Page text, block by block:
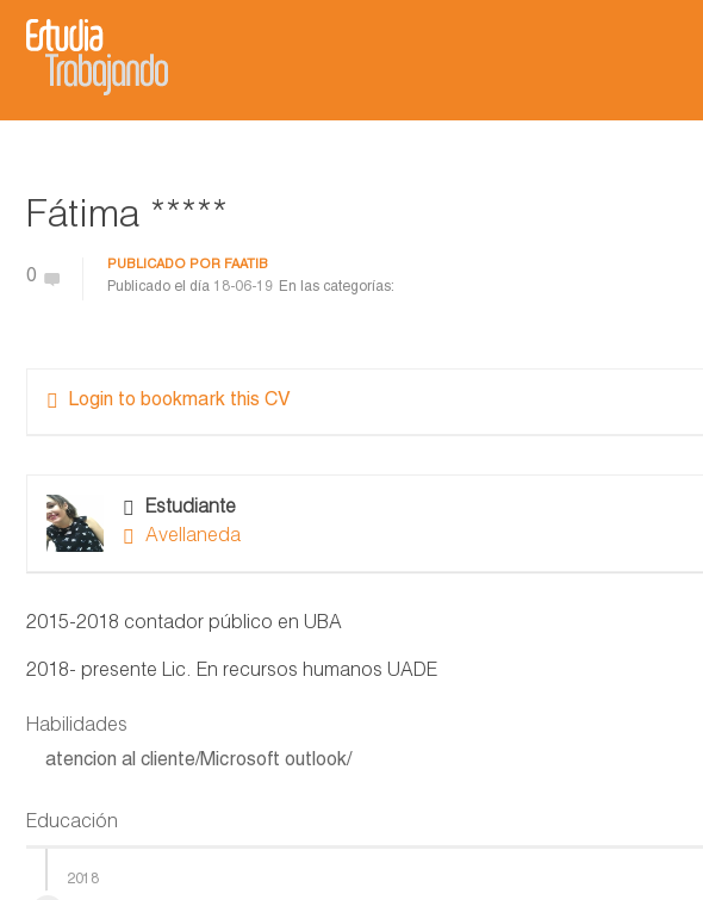
Fátima *****
0
PUBLICADO POR FAATIB
Publicado el día 18-06-19 En las categorías:
Login to bookmark this CV
Estudiante
Avellaneda
2015-2018 contador público en UBA
2018- presente Lic. En recursos humanos UADE
Habilidades
atencion al cliente/Microsoft outlook/
Educación
2018